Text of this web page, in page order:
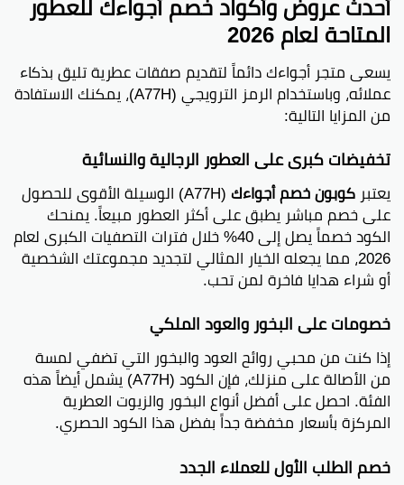
المتاحة لعام 2026
يسعى متجر أجواءك دائماً لتقديم صفقات عطرية تليق بذكاء
عملائه، وباستخدام الرمز الترويجي (A77H)، يمكنك الاستفادة
من المزايا التالية:
تخفيضات كبرى على العطور الرجالية والنسائية
يعتبر كوبون خصم أجواءك (A77H) الوسيلة الأقوى للحصول
على خصم مباشر يطبق على أكثر العطور مبيعاً. يمنحك
الكود خصماً يصل إلى 40% خلال فترات التصفيات الكبرى لعام
2026، مما يجعله الخيار المثالي لتجديد مجموعتك الشخصية
أو شراء هدايا فاخرة لمن تحب.
خصومات على البخور والعود الملكي
إذا كنت من محبي روائح العود والبخور التي تضفي لمسة
من الأصالة على منزلك، فإن الكود (A77H) يشمل أيضاً هذه
الفئة. احصل على أفضل أنواع البخور والزيوت العطرية
المركزة بأسعار مخفضة جداً بفضل هذا الكود الحصري.
خصم الطلب الأول للعملاء الجدد